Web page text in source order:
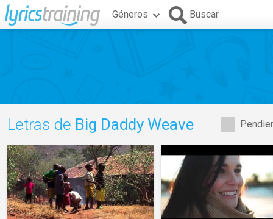
Géneros Buscar
Letras de Big Daddy Weave